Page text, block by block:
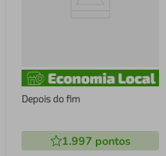
Depois do fim
1.997 pontos